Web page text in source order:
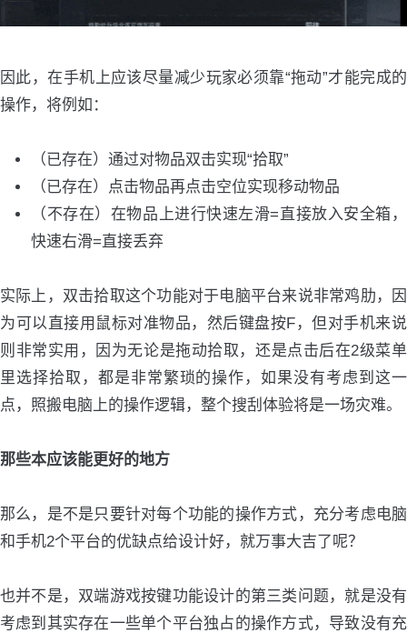
因此，在手机上应该尽量减少玩家必须靠“拖动”才能完成的
操作，将例如：
（已存在）通过对物品双击实现“拾取”
（已存在）点击物品再点击空位实现移动物品
（不存在）在物品上进行快速左滑=直接放入安全箱，
快速右滑=直接丢弃
实际上，双击拾取这个功能对于电脑平台来说非常鸡肋，因
为可以直接用鼠标对准物品，然后键盘按F，但对手机来说
则非常实用，因为无论是拖动拾取，还是点击后在2级菜单
里选择拾取，都是非常繁琐的操作，如果没有考虑到这一
点，照搬电脑上的操作逻辑，整个搜刮体验将是一场灾难。
那些本应该能更好的地方
那么，是不是只要针对每个功能的操作方式，充分考虑电脑
和手机2个平台的优缺点给设计好，就万事大吉了呢？
也并不是，双端游戏按键功能设计的第三类问题，就是没有
考虑到其实存在一些单个平台独占的操作方式，导致没有充